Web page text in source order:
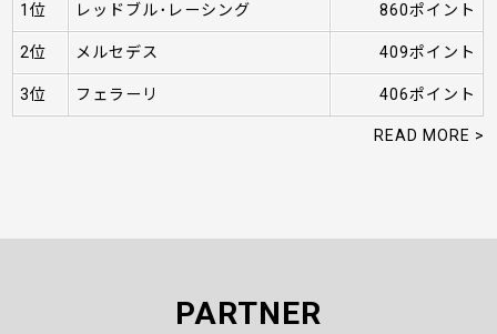
1位 レッドブル･レーシング 860ポイント
2位 メルセデス 409ポイント
3位 フェラーリ 406ポイント
READ MORE >
PARTNER